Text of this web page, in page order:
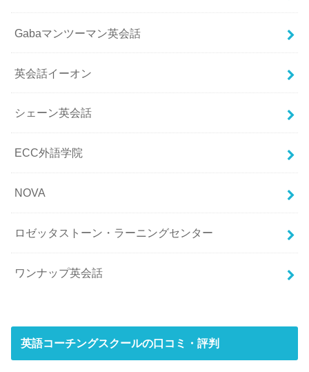
Gabaマンツーマン英会話
英会話イーオン
シェーン英会話
ECC外語学院
NOVA
ロゼッタストーン・ラーニングセンター
ワンナップ英会話
英語コーチングスクールの口コミ・評判